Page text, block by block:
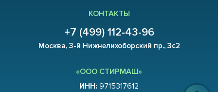
КОНТАКТЫ
+7 (499) 112-43-96
Москва, 3-й Нижнелихоборский пр., 3с2
«ООО СТИРМАШ»
ИНН: 9715317612